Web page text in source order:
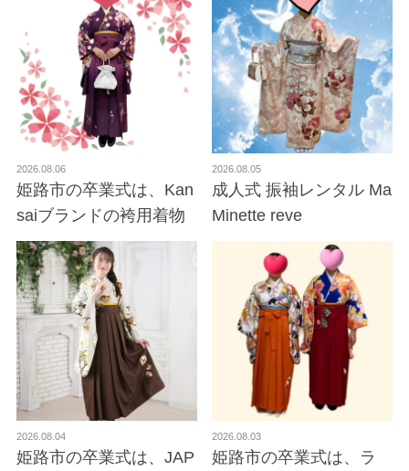
2026.08.06
姫路市の卒業式は、Kan
saiブランドの袴用着物
2026.08.05
成人式 振袖レンタル Ma
Minette reve
2026.08.04
姫路市の卒業式は、JAP
2026.08.03
姫路市の卒業式は、ラ